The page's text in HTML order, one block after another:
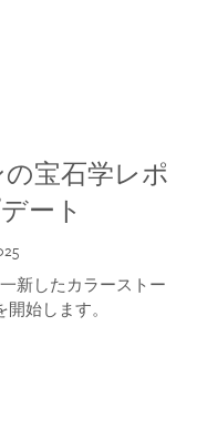
宝石学レポ
ート
新したカラーストー
始します。